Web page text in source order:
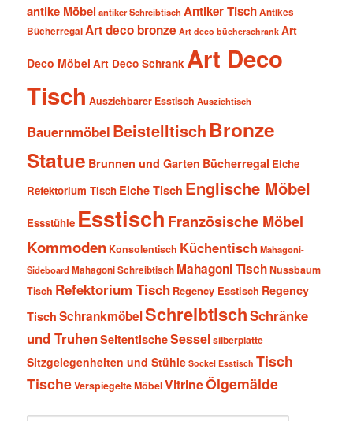
antike Möbel antiker Schreibtisch Antiker TischAntikes
BücherregalArt deco bronze Art deco bücherschrank Art
Deco Möbel Art Deco Schrank Art Deco
Tisch Ausziehbarer Esstisch Ausziehtisch
Bauernmöbel Beistelltisch Bronze
Statue Brunnen und Garten Bücherregal Eiche
Refektorium Tisch Eiche Tisch Englische Möbel
Essstühle Esstisch Französische Möbel
Kommoden Konsolentisch Küchentisch Mahagoni-
SideboardMahagoni Schreibtisch Mahagoni TischNussbaum
Tisch Refektorium Tisch Regency Esstisch Regency
Tisch SchrankmöbelSchreibtischSchränke
und TruhenSeitentischeSesselsilberplatte
Sitzgelegenheiten und Stühle Sockel Esstisch Tisch
TischeVerspiegelte MöbelVitrineÖlgemälde